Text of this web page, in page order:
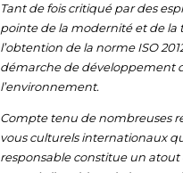
Tant de fois critiqué par des
pointe de la modernité et de la
l’obtention de la norme ISO
démarche de développement
l’environnement.
Compte tenu de nombreuses
vous culturels internationaux
responsable constitue un